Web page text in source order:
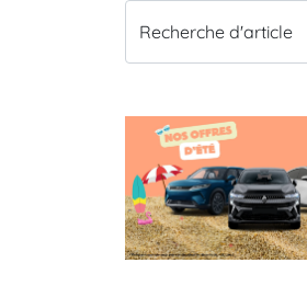
Recherche d'article